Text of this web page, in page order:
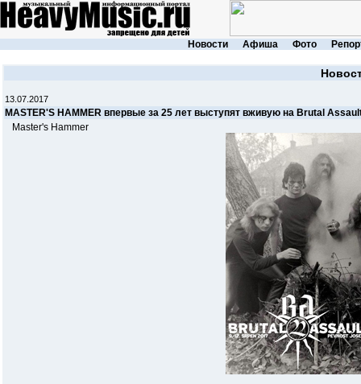
Новости Афиша Фото
13.07.2017
MASTER'S HAMMER впервые за 25 лет выступят вживую на Brutal
Master's Hammer